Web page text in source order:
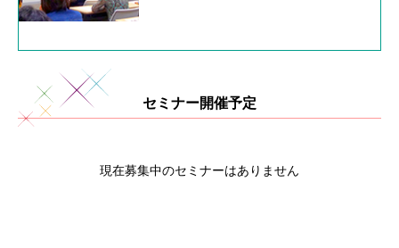
セミナー開催予定
現在募集中のセミナーはありません